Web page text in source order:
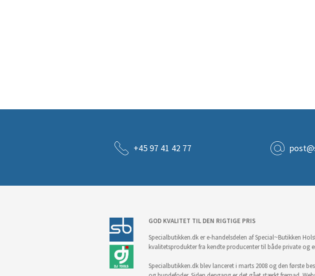
+45 97 41 42 77
GOD KVALITET TIL DEN RIGTIGE PRIS
Specialbutikken.dk er e-handelsdelen af Special~Butikken
kvalitetsprodukter fra kendte producenter til både private og
Specialbutikken.dk blev lanceret i marts 2008 og den første